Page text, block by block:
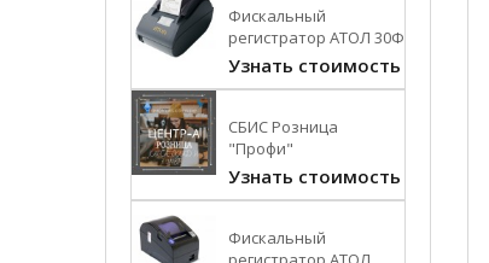
Фискальный
регистратор АТОЛ 30Ф
Узнать стоимость
СБИС Розница
"Профи"
Узнать стоимость
Фискальный